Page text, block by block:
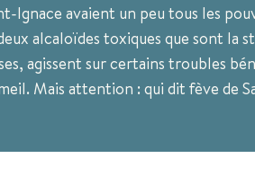
Ignace avaient un peu tous les
alcaloïdes toxiques que sont la
agissent sur certains troubles
Mais attention : qui dit fève de